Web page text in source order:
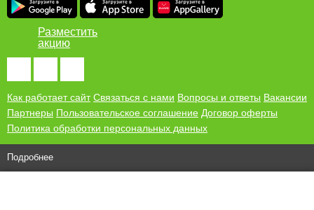
Разместить
акцию
Как работает сайт Связаться с нами Вопросы и ответы Вакансии
Партнеры Пользовательское соглашение Договор оферты
Политика обработки персональных данных
Подробнее